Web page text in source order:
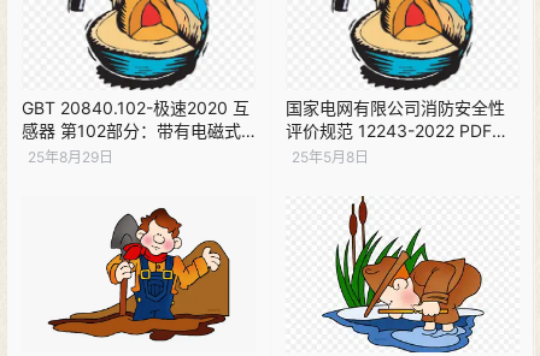
GBT 20840.102-极速2020 互
感器 第102部分：带有电磁式
电压互感器的变电站中的铁磁
25年8月29日
国家电网有限公司消防安全性
评价规范 12243-2022 PDF下
载
25年5月8日